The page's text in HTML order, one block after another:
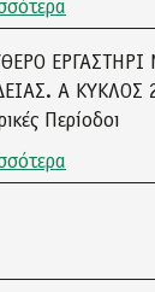
ΕΡΓΑΣΤΗΡΙ
Α ΚΥΚΛΟΣ
Περίοδοι